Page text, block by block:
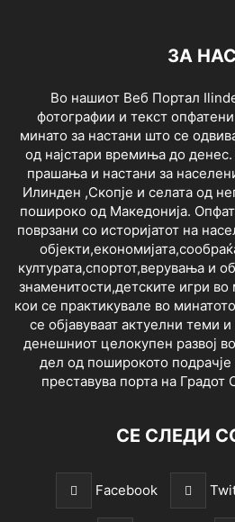
ЗА НАС
Во нашиот Веб Портал
фотографии и текст
минато за настани што се
од најстари времиња до денес.
прашања и настани за
Илинден ,Скопје и селата од
пошироко од Македонија.
поврзани со историјатот на
културата,спортот,верувања и
знаменитости,детските игри
кои се практикувале во
се објавуваат актуелни теми
денешниот целокупен развој
дел од поширокото подрачје
преставува порта на Градот
СЕ СЛЕДИ
Facebook